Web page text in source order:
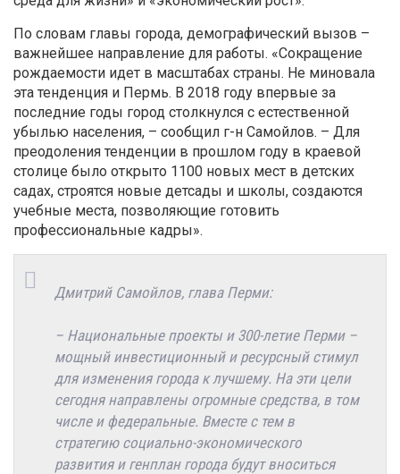
По словам главы города, демографический вызов –
важнейшее направление для работы. «Сокращение
рождаемости идет в масштабах страны. Не миновала
эта тенденция и Пермь. В 2018 году впервые за
последние годы город столкнулся с естественной
убылью населения, – сообщил г-н Самойлов. – Для
преодоления тенденции в прошлом году в краевой
столице было открыто 1100 новых мест в детских
садах, строятся новые детсады и школы, создаются
учебные места, позволяющие готовить
профессиональные кадры».
Дмитрий Самойлов, глава Перми:
– Национальные проекты и 300-летие Перми –
мощный инвестиционный и ресурсный стимул
для изменения города к лучшему. На эти цели
сегодня направлены огромные средства, в том
числе и федеральные. Вместе с тем в
стратегию социально-экономического
развития и генплан города будут вноситься